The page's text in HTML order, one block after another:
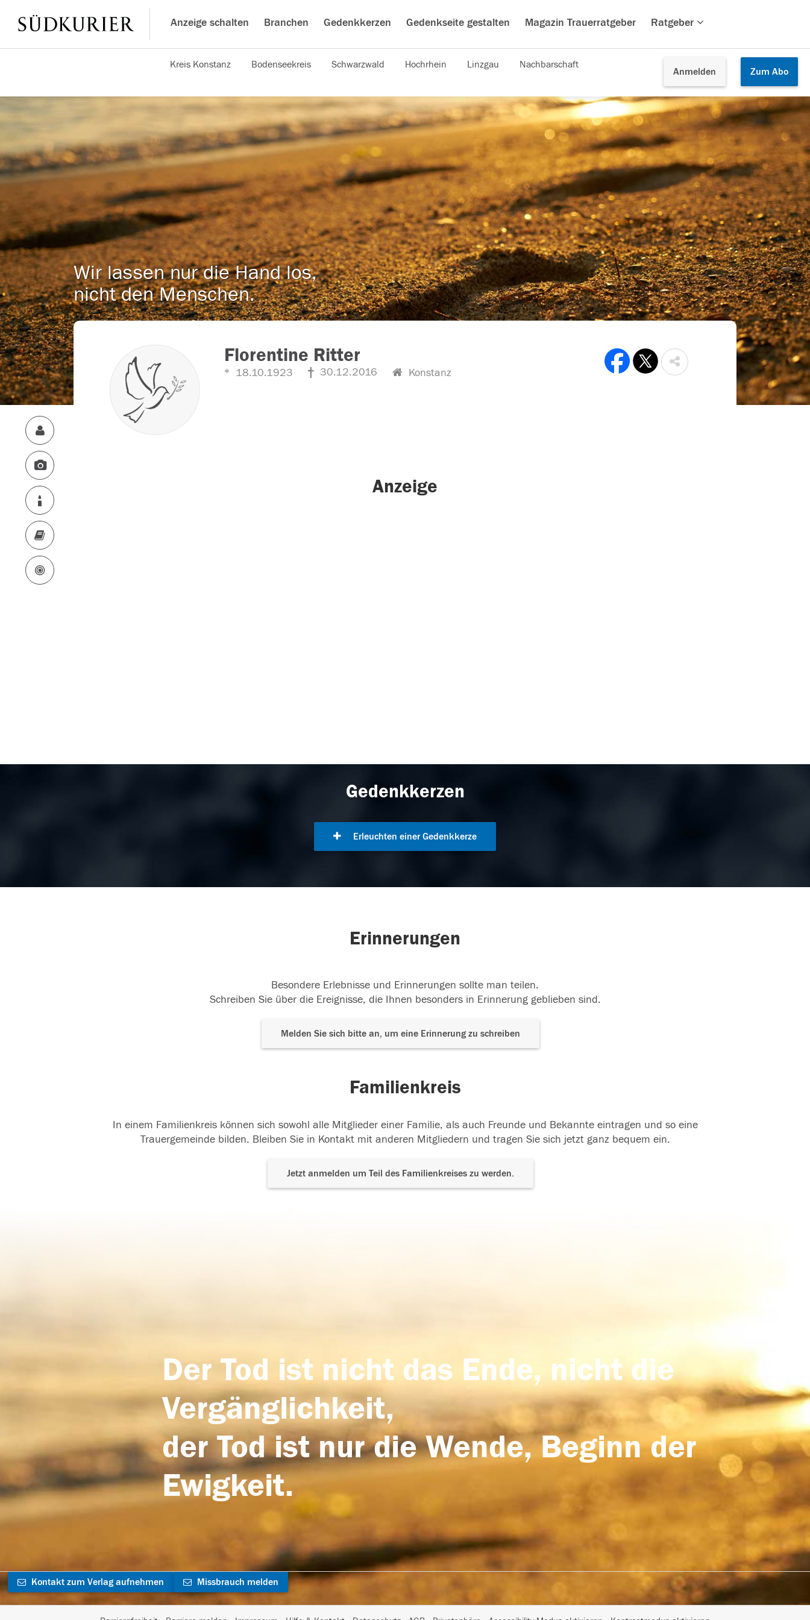
Anzeige schalten Branchen Gedenkkerzen Gedenkseite gestalten Magazin Trauerratgeber Ratgeber
Anmelden Zum Abo
Kreis Konstanz Bodenseekreis Schwarzwald Hochrhein Linzgau Nachbarschaft
Wir lassen nur die Hand los,
nicht den Menschen.
Florentine Ritter
18.10.1923 30.12.2016 Konstanz
Anzeige
Gedenkkerzen
Erleuchten einer Gedenkkerze
Erinnerungen
Besondere Erlebnisse und Erinnerungen sollte man teilen.
Schreiben Sie über die Ereignisse, die Ihnen besonders in Erinnerung geblieben sind.
Melden Sie sich bitte an, um eine Erinnerung zu schreiben
Familienkreis
In einem Familienkreis können sich sowohl alle Mitglieder einer Familie, als auch Freunde und Bekannte eintragen und so eine
Trauergemeinde bilden. Bleiben Sie in Kontakt mit anderen Mitgliedern und tragen Sie sich jetzt ganz bequem ein.
Jetzt anmelden um Teil des Familienkreises zu werden.
Der Tod ist nicht das Ende, nicht die
Vergänglichkeit,
der Tod ist nur die Wende, Beginn der
Ewigkeit.
Kontakt zum Verlag aufnehmen Missbrauch melden